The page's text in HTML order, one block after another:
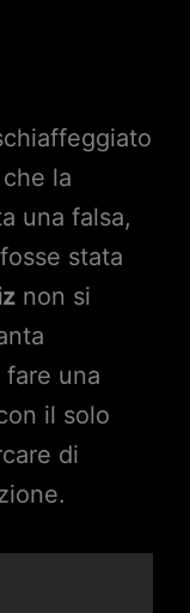
la
una falsa,
fosse stata
non si
una
il solo
di